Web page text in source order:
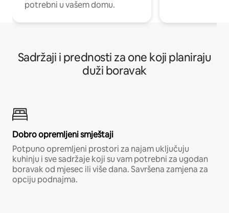
potrebni u vašem domu.
Sadržaji i prednosti za one koji planiraju
duži boravak
Dobro opremljeni smještaji
Potpuno opremljeni prostori za najam uključuju
kuhinju i sve sadržaje koji su vam potrebni za ugodan
boravak od mjesec ili više dana. Savršena zamjena za
opciju podnajma.